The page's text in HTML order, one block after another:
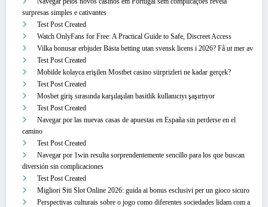
surpresas simples e cativantes
Test Post Created
Watch OnlyFans for Free: A Practical Guide to Safe, Discreet Access
Vilka bonusar erbjuder Bästa betting utan svensk licens i 2026? Få ut mer av
Test Post Created
Mobilde kolayca erişilen Mostbet casino sürprizleri ne kadar gerçek?
Test Post Created
Mosbet giriş sırasında karşılaşılan basitlik kullanıcıyı şaşırtıyor
Test Post Created
Navegar por las nuevas casas de apuestas en España sin perderse en el
camino
Test Post Created
Navegar por 1win resulta sorprendentemente sencillo para los que buscan
diversión sin complicaciones
Test Post Created
Migliori Siti Slot Online 2026: guida ai bonus esclusivi per un gioco sicuro
Perspectivas culturais sobre o jogo como diferentes sociedades lidam com a